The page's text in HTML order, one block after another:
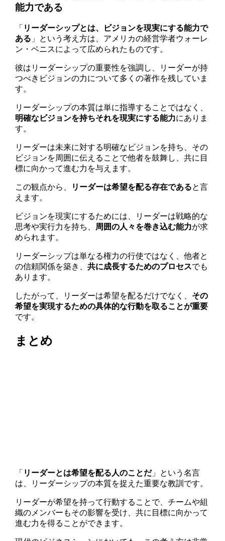
能力である
「 リーダーシップとは、ビジョンを現実にする能力で
ある 」という考え方は、アメリカの経営学者ウォーレ
ン・ベニスによって広められたものです。
彼はリーダーシップの重要性を強調し、リーダーが持
つべきビジョンの力について多くの著作を残していま
す。
リーダーシップの本質は単に指導することではなく、
明確なビジョンを持ちそれを現実にする能力にありま
す。
リーダーは未来に対する明確なビジョンを持ち、その
ビジョンを周囲に伝えることで他者を鼓舞し、共に目
標に向かって進む力を与えます。
この観点から、 リーダーは希望を配る存在であると言
えます。
ビジョンを現実にするためには、リーダーは戦略的な
思考や実行力を持ち、 周囲の人々を巻き込む能力が求
められます。
リーダーシップは単なる権力の行使ではなく、他者と
の信頼関係を築き、共に成長するためのプロセスでも
あります。
したがって、リーダーは希望を配るだけでなく、 その
希望を実現するための具体的な行動を取ることが重要
です。
まとめ
「 リーダーとは希望を配る人のことだ」という名言
は、リーダーシップの本質を捉えた重要な教訓です。
リーダーが希望を持って行動することで、チームや組
織のメンバーもその影響を受け、共に目標に向かって
進む力を得ることができます。